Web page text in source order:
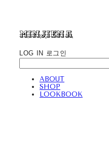
minjiena
LOG IN 로그인
ABOUT
SHOP
LOOKBOOK